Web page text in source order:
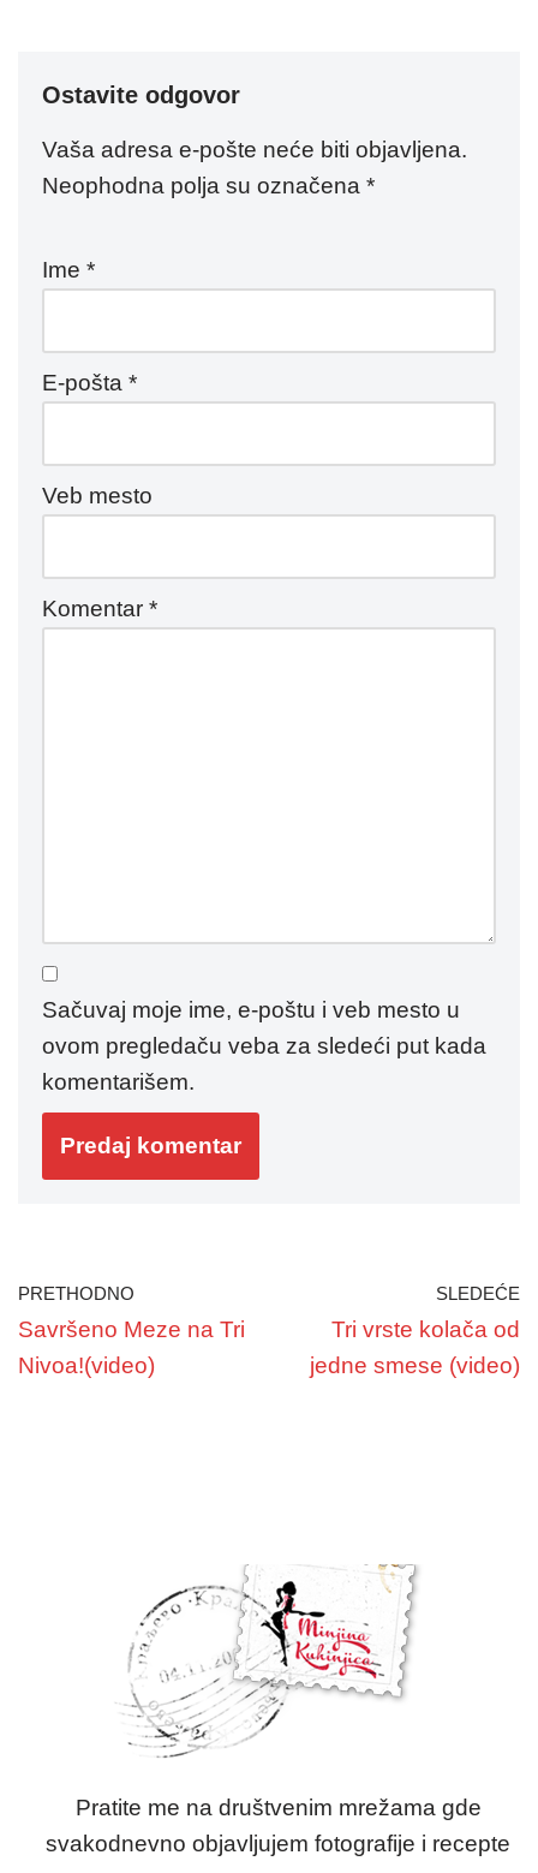
Ostavite odgovor
Vaša adresa e-pošte neće biti objavljena.
Neophodna polja su označena *
Ime *
E-pošta *
Veb mesto
Komentar *
Sačuvaj moje ime, e-poštu i veb mesto u
ovom pregledaču veba za sledeći put kada
komentarišem.
PRETHODNO
Savršeno Meze na Tri
Nivoa!(video)
SLEDEĆE
Tri vrste kolača od
jedne smese (video)
Pratite me na društvenim mrežama gde
svakodnevno objavljujem fotografije i recepte